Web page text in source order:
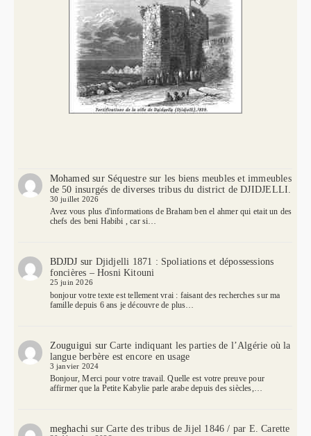
Mohamed sur Séquestre sur les biens meubles et immeubles
de 50 insurgés de diverses tribus du district de DJIDJELLI.
30 juillet 2026
Avez vous plus d'informations de Braham ben el ahmer qui etait un des
chefs des beni Habibi , car si…
BDJDJ sur Djidjelli 1871 : Spoliations et dépossessions
foncières – Hosni Kitouni
25 juin 2026
bonjour votre texte est tellement vrai : faisant des recherches sur ma
famille depuis 6 ans je découvre de plus…
Zouguigui surCarte indiquant les parties de l’Algérie où la
langue berbère est encore en usage
3 janvier 2024
Bonjour, Merci pour votre travail. Quelle est votre preuve pour
affirmer que la Petite Kabylie parle arabe depuis des siècles,…
meghachi surCarte des tribus de Jijel 1846 / par E. Carette